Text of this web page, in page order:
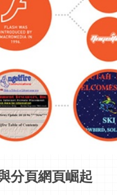
分頁網頁崛起